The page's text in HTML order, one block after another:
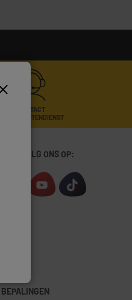
CONTACT
ONZE KLANTENDIENST
VOLG ONS OP: